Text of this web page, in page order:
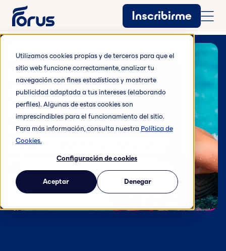
Utilizamos cookies propias y de terceros para que el
sitio web funcione correctamente, analizar tu
navegación con fines estadísticos y mostrarte
publicidad adaptada a tus intereses (elaborando
perfiles). Algunas de estas cookies son
imprescindibles para el funcionamiento del sitio.
Para más información, consulta nuestra Política de
Cookies.
Configuración de cookies
Aceptar Denegar
Inscribirme
Escuela acuática
Club natación
infantil
Para los que ya nadan, pero quieren
hacerlo mejor. Si a tu peque le encanta el
perfecto para perfeccionar su técnica.
Reserva ahora